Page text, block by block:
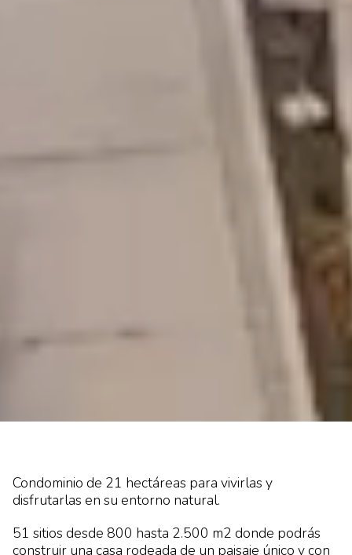
Condominio de 21 hectáreas para vivirlas y
disfrutarlas en su entorno natural.
51 sitios desde 800 hasta 2.500 m2 donde podrás
construir una casa rodeada de un paisaje único y con